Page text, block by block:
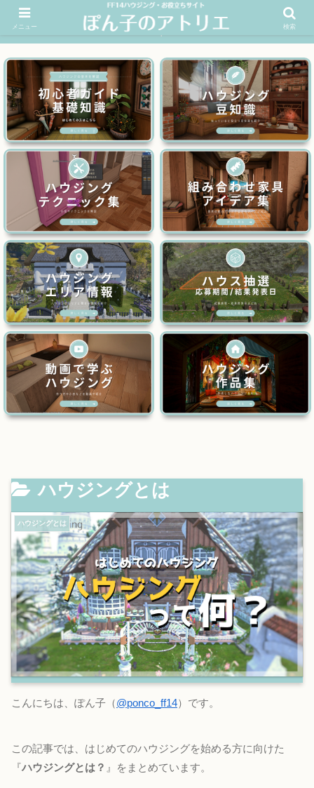
FF14ハウジングお役立ちサイト│ぽん子のアトリエを応援 >>
ハウジングとは
ハウジングとは
こんにちは、ぽん子（@ponco_ff14）です。
この記事では、はじめてのハウジングを始める方に向けた
『ハウジングとは？ 』をまとめています。
メニュー 検索